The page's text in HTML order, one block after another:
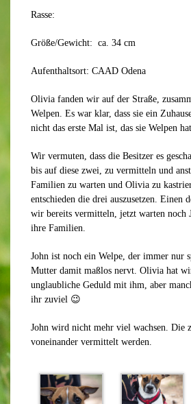
Rasse:
Größe/Gewicht: ca. 34 cm
Aufenthaltsort: CAAD Odena
Olivia fanden wir auf der Straße,
Welpen. Es war klar, dass sie ein
nicht das erste Mal ist, das sie Welpen
Wir vermuten, dass die Besitzer es
bis auf diese zwei, zu vermitteln und
Familien zu warten und Olivia zu
entschieden die drei auszusetzen. Einen
wir bereits vermitteln, jetzt warten noch
ihre Familien.
John ist noch ein Welpe, der immer nur
Mutter damit maßlos nervt. Olivia hat
unglaubliche Geduld mit ihm, aber
ihr zuviel 😉
John wird nicht mehr viel wachsen. Die
voneinander vermittelt werden.